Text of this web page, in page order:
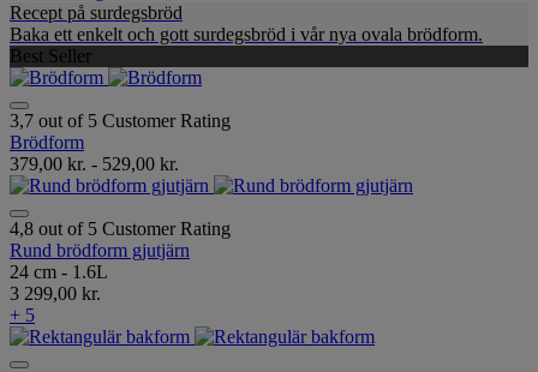
Recept på surdegsbröd
Baka ett enkelt och gott surdegsbröd i vår nya ovala brödform.
Best Seller
3,7 out of 5 Customer Rating
Brödform
379,00 kr. - 529,00 kr.
4,8 out of 5 Customer Rating
Rund brödform gjutjärn
24 cm - 1.6L
3 299,00 kr.
+ 5